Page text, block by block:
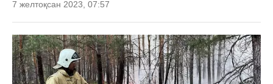
7 желтоқсан 2023, 07:57